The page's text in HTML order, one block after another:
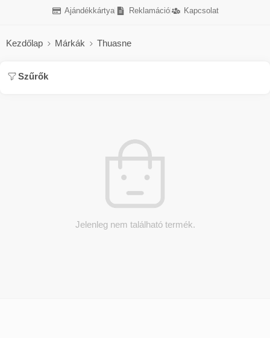
Ajándékkártya Reklamáció Kapcsolat
Kezdőlap Márkák Thuasne
Szűrők
Jelenleg nem található termék.